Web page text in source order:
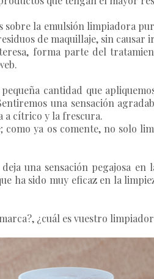
sobre la emulsión limpiadora
de maquillaje, sin causar
forma parte del
cantidad que
una sensación
a cítrico y la frescura.
ya os comente, no solo
una sensación pegajosa
ha sido muy eficaz en la
¿cuál es vuestro